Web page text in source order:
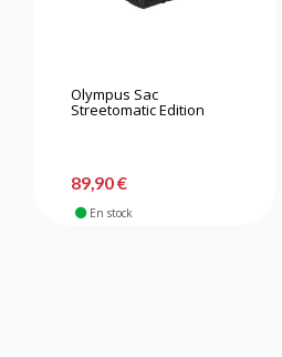
Olympus Sac
Streetomatic Edition
89,90 €
En stock